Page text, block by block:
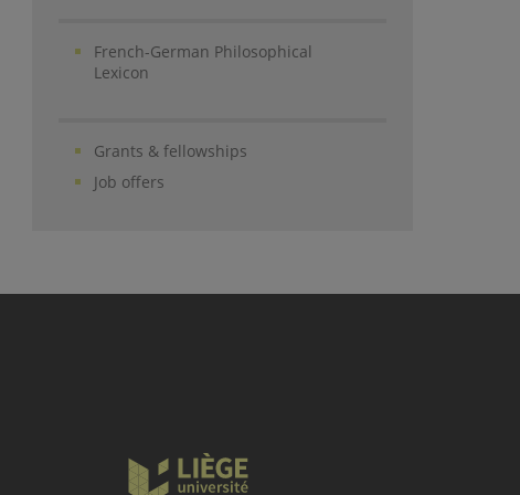
French-German Philosophical
Lexicon
Grants & fellowships
Job offers